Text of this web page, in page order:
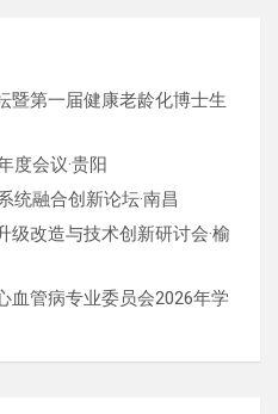
暨第一届健康老龄化博士生
度会议·贵阳
统融合创新论坛·南昌
改造与技术创新研讨会·榆
血管病专业委员会2026年学